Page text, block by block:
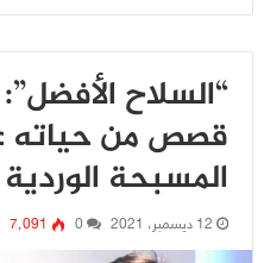
“السلاح
قصص من حياته
المسبحة الوردية
12 ديسمبر، 2021 0 7٬091